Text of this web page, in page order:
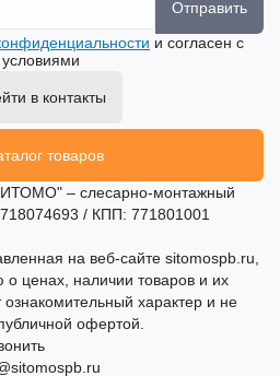
Отправить
и согласен с
условиями
в контакты
товаров
– слесарно-монтажный
/ КПП: 771801001
на веб-сайте sitomospb.ru,
ценах, наличии товаров и их
ознакомительный характер и не
офертой.